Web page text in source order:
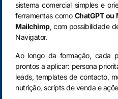
sistema comercial simples e
ferramentas como ChatGPT
Mailchimp, com possibilidade
Navigator.
Ao longo da formação, cada
prontos a aplicar: persona
leads, templates de contacto,
nutrição, scripts de venda e